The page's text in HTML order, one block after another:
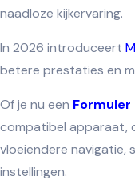
naadloze kijkervaring.
In 2026 introduceert
betere prestaties en
Of je nu een Formuler
compatibel apparaat,
vloeiendere navigatie,
instellingen.